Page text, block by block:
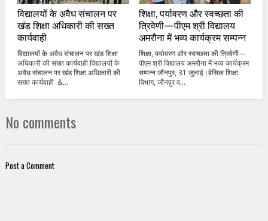
विद्यालयों के अवैध संचालन पर
खंड शिक्षा अधिकारी की सख्त
कार्यवाही
विद्यालयों के अवैध संचालन पर खंड शिक्षा
अधिकारी की सख्त कार्यवाही विद्यालयों के
अवैध संचालन पर खंड शिक्षा अधिकारी की
सख्त कार्यवाही &...
शिक्षा, पर्यावरण और स्वच्छता की
त्रिवेणी—पीएम श्री विद्यालय
अमरौना में भव्य कार्यक्रम सम्पन्न
शिक्षा, पर्यावरण और स्वच्छता की त्रिवेणी—
पीएम श्री विद्यालय अमरौना में भव्य कार्यक्रम
सम्पन्न जौनपुर, 31 जुलाई।बेसिक शिक्षा
विभाग, जौनपुर द...
No comments
Post a Comment